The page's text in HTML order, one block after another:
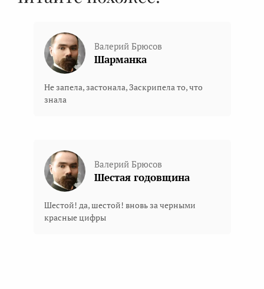
Валерий Брюсов
Шарманка
Не запела, застонала, Заскрипела то, что
знала
Валерий Брюсов
Шестая годовщина
Шестой! да, шестой! вновь за черными
красные цифры